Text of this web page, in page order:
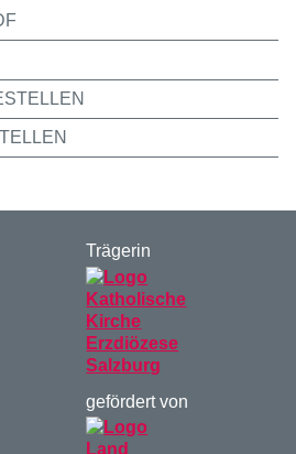
Trägerin
gefördert von